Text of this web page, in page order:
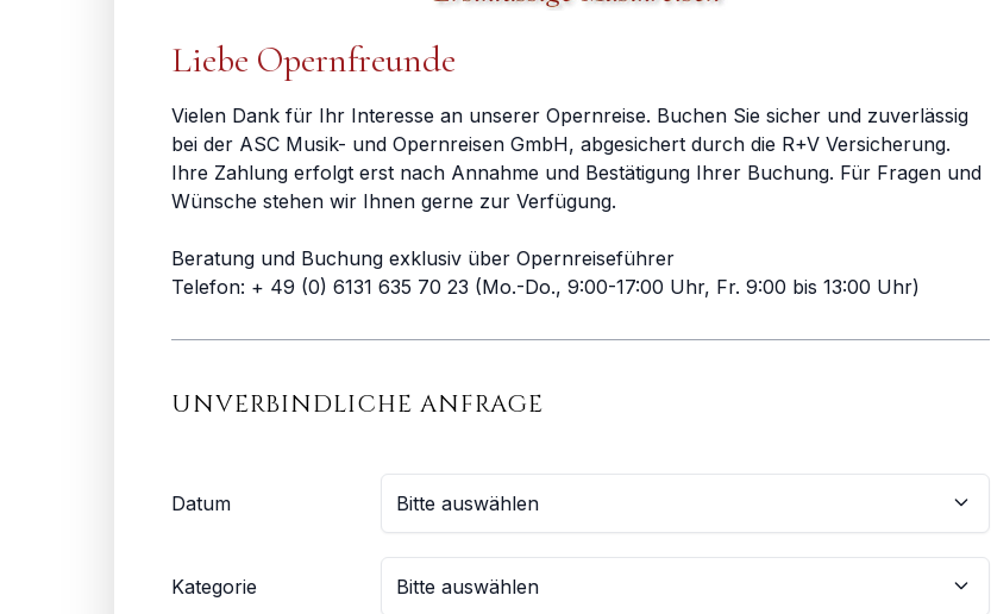
Liebe Opernfreunde
Vielen Dank für Ihr Interesse an unserer Opernreise. Buchen Sie sicher und zuverlässig
bei der ASC Musik- und Opernreisen GmbH, abgesichert durch die R+V Versicherung.
Ihre Zahlung erfolgt erst nach Annahme und Bestätigung Ihrer Buchung. Für Fragen und
Wünsche stehen wir Ihnen gerne zur Verfügung.
Beratung und Buchung exklusiv über Opernreiseführer
Telefon: + 49 (0) 6131 635 70 23 (Mo.-Do., 9:00-17:00 Uhr, Fr. 9:00 bis 13:00 Uhr)
UNVERBINDLICHE ANFRAGE
Datum
Kategorie